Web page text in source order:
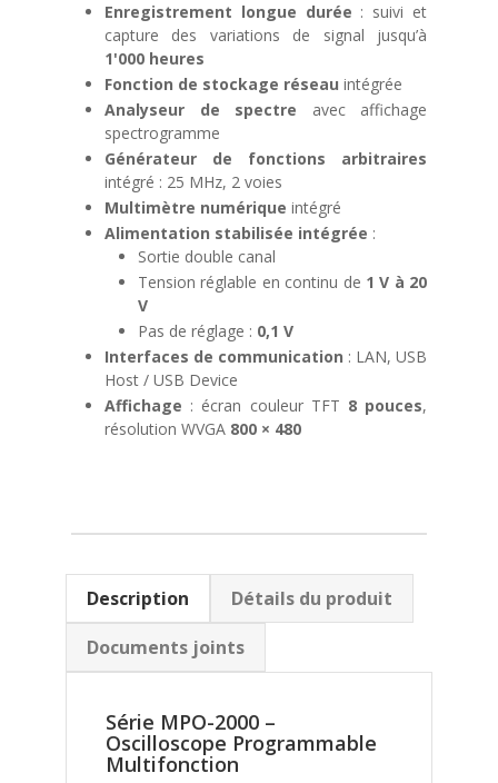
Enregistrement longue durée : suivi et
capture des variations de signal jusqu’à
1'000 heures
Fonction de stockage réseau intégrée
Analyseur de spectre avec affichage
spectrogramme
Générateur de fonctions arbitraires
intégré : 25 MHz, 2 voies
Multimètre numérique intégré
Alimentation stabilisée intégrée :
Sortie double canal
Tension réglable en continu de 1 V à 20
V
Pas de réglage : 0,1 V
Interfaces de communication : LAN, USB
Host / USB Device
Affichage : écran couleur TFT 8 pouces,
résolution WVGA 800 × 480
Description
Détails du produit
Documents joints
Série MPO-2000 –
Oscilloscope Programmable
Multifonction